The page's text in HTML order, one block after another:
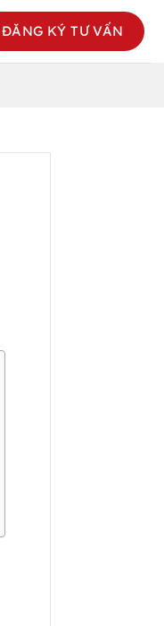
ĐĂNG KÝ TƯ VẤN